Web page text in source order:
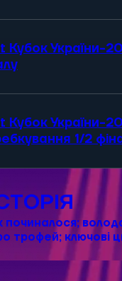
Кубок України-
Кубок України-
1/2
починалося;
трофей; ключові